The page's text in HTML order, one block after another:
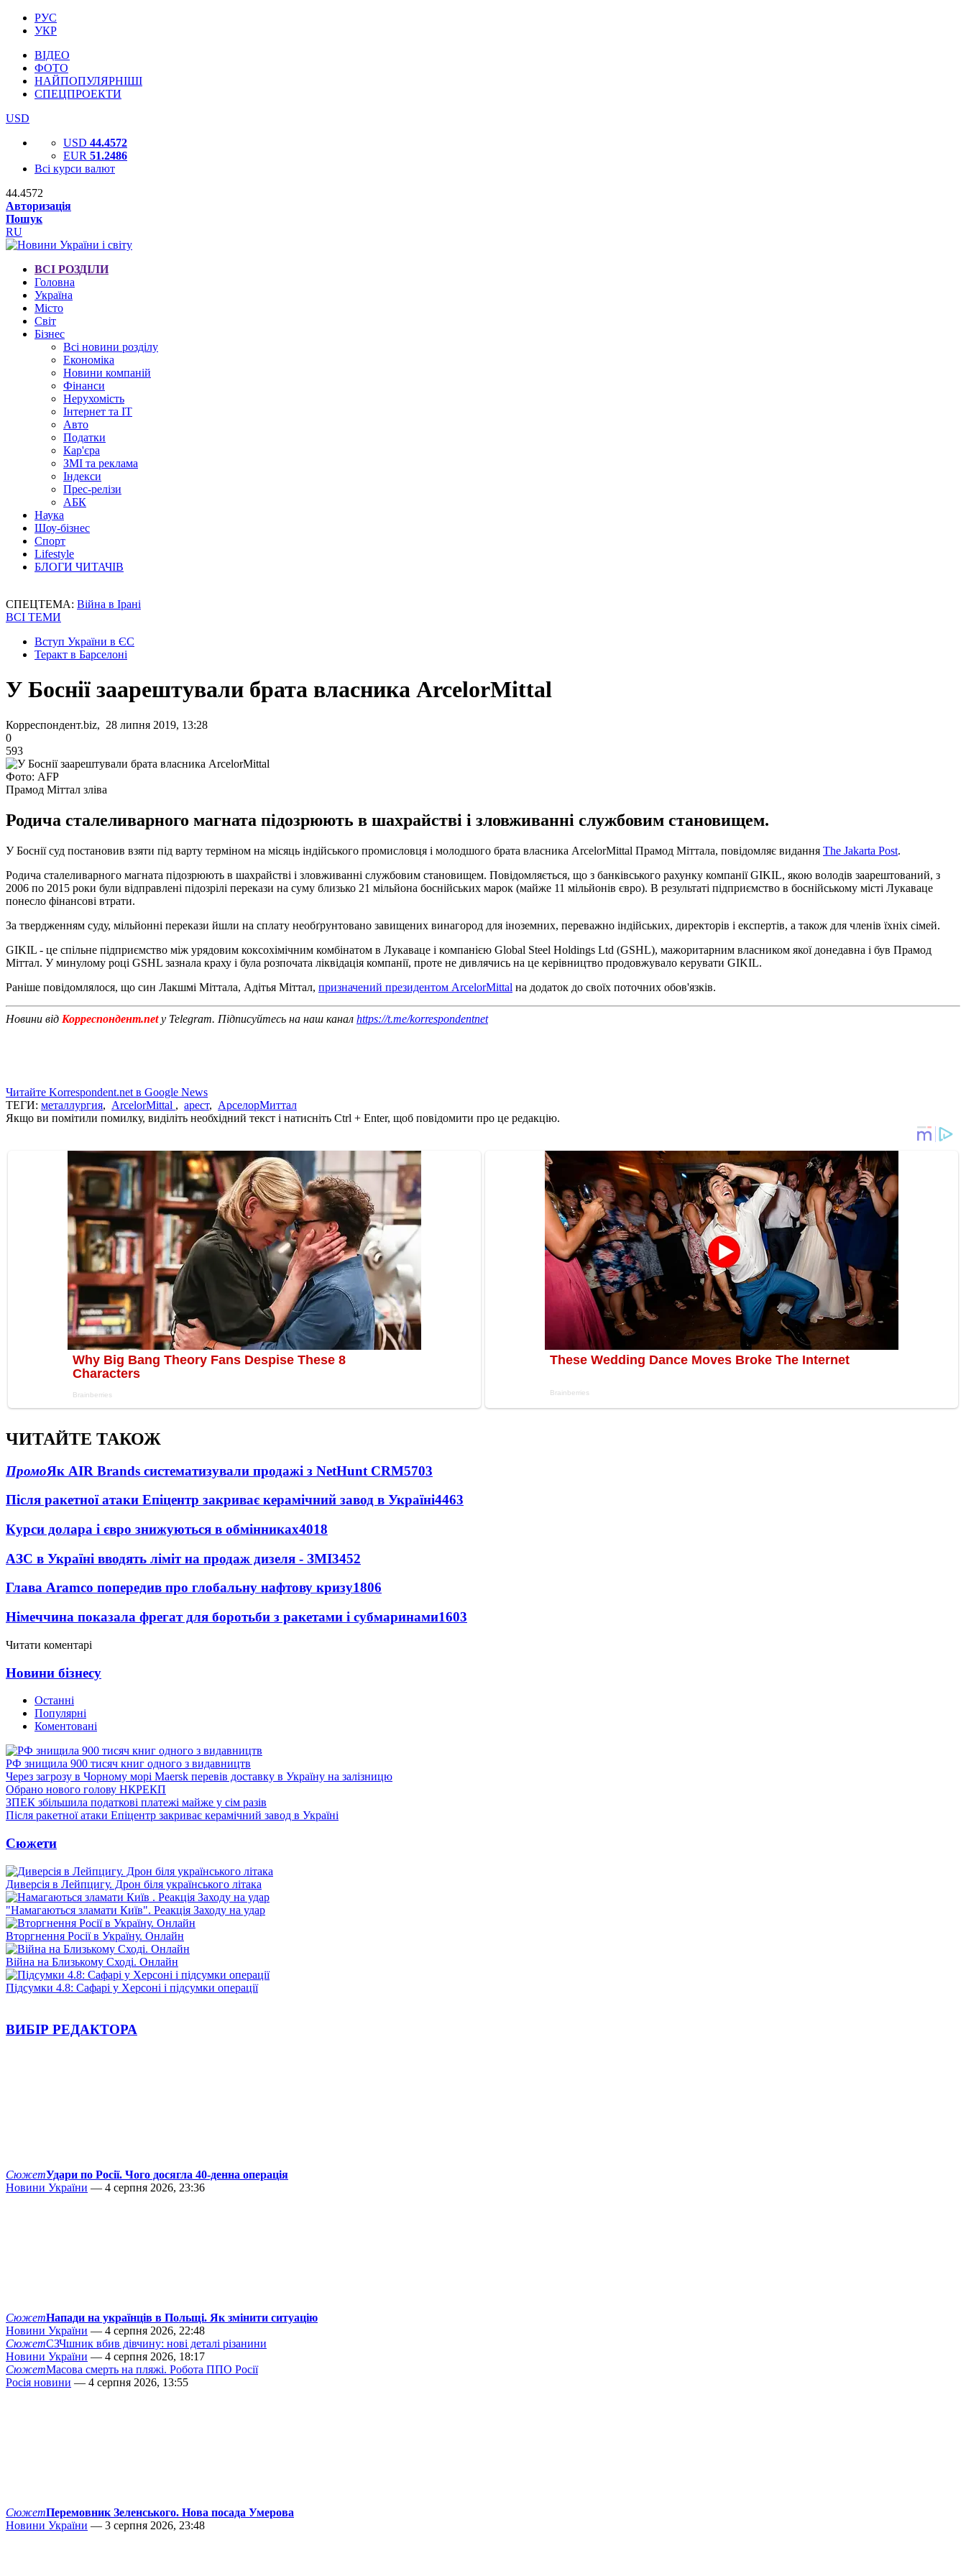
РУС
УКР
ВІДЕО
ФОТО
НАЙПОПУЛЯРНІШІ
СПЕЦПРОЕКТИ
USD
USD 44.4572
EUR 51.2486
Всі курси валют
44.4572
Авторизація
Пошук
RU
ВСІ РОЗДІЛИ
Головна
Україна
Місто
Світ
Бізнес
Всі новини розділу
Економіка
Новини компаній
Фінанси
Нерухомість
Інтернет та IT
Авто
Податки
Кар'єра
ЗМІ та реклама
Індекси
Прес-релізи
АБК
Наука
Шоу-бізнес
Спорт
Lifestyle
БЛОГИ ЧИТАЧІВ
СПЕЦТЕМА: Війна в Ірані
ВСІ ТЕМИ
Вступ України в ЄС
Теракт в Барселоні
У Боснії заарештували брата власника ArcelorMittal
Корреспондент.biz, 28 липня 2019, 13:28
0
593
Фото: AFP
Прамод Міттал зліва
Родича сталеливарного магната підозрюють в шахрайстві і зловживанні службовим становищем.
У Боснії суд постановив взяти під варту терміном на місяць індійського промисловця і молодшого брата власника ArcelorMittal Прамод Міттала, повідомляє видання The Jakarta Post.
Родича сталеливарного магната підозрюють в шахрайстві і зловживанні службовим становищем. Повідомляється, що з банківського рахунку компанії GIKIL, якою володів заарештований, з
2006 по 2015 роки були відправлені підозрілі перекази на суму близько 21 мільйона боснійських марок (майже 11 мільйонів євро). В результаті підприємство в боснійському місті Лукаваце
понесло фінансові втрати.
За твердженням суду, мільйонні перекази йшли на сплату необґрунтовано завищених винагород для іноземних, переважно індійських, директорів і експертів, а також для членів їхніх сімей.
GIKIL - це спільне підприємство між урядовим коксохімічним комбінатом в Лукаваце і компанією Global Steel Holdings Ltd (GSHL), мажоритарним власником якої донедавна і був Прамод
Міттал. У минулому році GSHL зазнала краху і була розпочата ліквідація компанії, проте не дивлячись на це керівництво продовжувало керувати GIKIL.
Раніше повідомлялося, що син Лакшмі Міттала, Адітья Міттал, призначений президентом ArcelorMittal на додаток до своїх поточних обов'язків.
Новини від Корреспондент.netу Telegram. Підписуйтесь на наш канал https://t.me/korrespondentnet
Читайте Korrespondent.net в Google News
ТЕГИ: металлургия, ArcelorMittal , арест, АрселорМиттал
Якщо ви помітили помилку, виділіть необхідний текст і натисніть Ctrl + Enter, щоб повідомити про це редакцію.
ЧИТАЙТЕ ТАКОЖ
ПромоЯк AIR Brands систематизували продажі з NetHunt CRM5703
Після ракетної атаки Епіцентр закриває керамічний завод в Україні4463
Курси долара і євро знижуються в обмінниках4018
АЗС в Україні вводять ліміт на продаж дизеля - ЗМІ3452
Глава Aramco попередив про глобальну нафтову кризу1806
Німеччина показала фрегат для боротьби з ракетами і субмаринами1603
Читати коментарі
Новини бізнесу
Останні
Популярні
Коментовані
РФ знищила 900 тисяч книг одного з видавництв
Через загрозу в Чорному морі Maersk перевів доставку в Україну на залізницю
Обрано нового голову НКРЕКП
ЗПЕК збільшила податкові платежі майже у сім разів
Після ракетної атаки Епіцентр закриває керамічний завод в Україні
Сюжети
Диверсія в Лейпцигу. Дрон біля українського літака
"Намагаються зламати Київ". Реакція Заходу на удар
Вторгнення Росії в Україну. Онлайн
Війна на Близькому Сході. Онлайн
Підсумки 4.8: Сафарі у Херсоні і підсумки операції
ВИБІР РЕДАКТОРА
СюжетУдари по Росії. Чого досягла 40-денна операція
Новини України — 4 серпня 2026, 23:36
СюжетНапади на українців в Польщі. Як змінити ситуацію
Новини України — 4 серпня 2026, 22:48
СюжетСЗЧшник вбив дівчину: нові деталі різанини
Новини України — 4 серпня 2026, 18:17
СюжетМасова смерть на пляжі. Робота ППО Росії
Росія новини — 4 серпня 2026, 13:55
СюжетПеремовник Зеленського. Нова посада Умерова
Новини України — 3 серпня 2026, 23:48